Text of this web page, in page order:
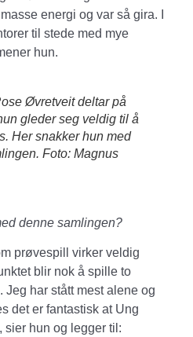
energi og var så gira. I
til stede med mye
hun.
Øvretveit deltar på
gleder seg veldig til å
Her snakker hun med
Foto: Magnus
denne samlingen?
prøvespill virker veldig
blir nok å spille to
Jeg har stått mest alene og
det er fantastisk at Ung
sier hun og legger til: